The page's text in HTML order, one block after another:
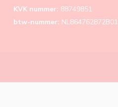
KVK nummer: 88749851
btw-nummer: NL864762872B01